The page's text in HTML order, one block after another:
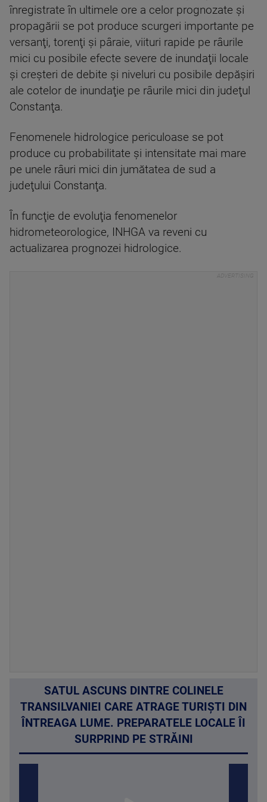
înregistrate în ultimele ore a celor prognozate şi
propagării se pot produce scurgeri importante pe
versanţi, torenţi şi pâraie, viituri rapide pe râurile
mici cu posibile efecte severe de inundaţii locale
şi creşteri de debite şi niveluri cu posibile depăşiri
ale cotelor de inundaţie pe râurile mici din judeţul
Constanţa.
Fenomenele hidrologice periculoase se pot
produce cu probabilitate şi intensitate mai mare
pe unele râuri mici din jumătatea de sud a
judeţului Constanţa.
În funcţie de evoluţia fenomenelor
hidrometeorologice, INHGA va reveni cu
actualizarea prognozei hidrologice.
SATUL ASCUNS DINTRE COLINELE
TRANSILVANIEI CARE ATRAGE TURIȘTI DIN
ÎNTREAGA LUME. PREPARATELE LOCALE ÎI
SURPRIND PE STRĂINI